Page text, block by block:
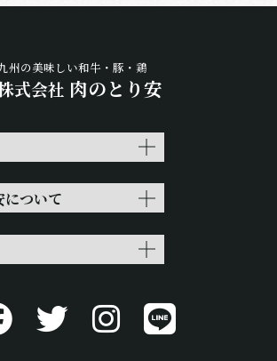
州の美味しい和牛・豚・鶏
式会社 肉のとり安
について